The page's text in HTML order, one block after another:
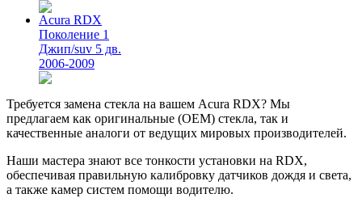
Acura RDX
Поколение 1
Джип/suv 5 дв.
2006-2009
Требуется замена стекла на вашем Acura RDX? Мы
предлагаем как оригинальные (OEM) стекла, так и
качественные аналоги от ведущих мировых производителей.
Наши мастера знают все тонкости установки на RDX,
обеспечивая правильную калибровку датчиков дождя и света,
а также камер систем помощи водителю.